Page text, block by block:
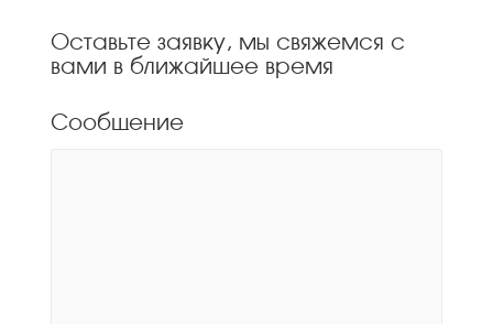
Оставьте заявку, мы свяжемся с
вами в ближайшее время
Сообщение